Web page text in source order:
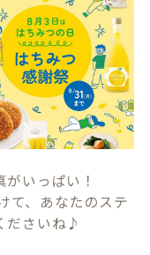
いっぱい！
て、あなたのステ
ださいね♪